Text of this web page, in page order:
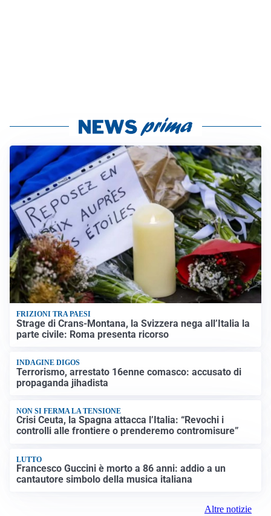
FRIZIONI TRA PAESI
Strage di Crans-Montana, la Svizzera nega all’Italia la
parte civile: Roma presenta ricorso
INDAGINE DIGOS
Terrorismo, arrestato 16enne comasco: accusato di
propaganda jihadista
NON SI FERMA LA TENSIONE
Crisi Ceuta, la Spagna attacca l’Italia: “Revochi i
controlli alle frontiere o prenderemo contromisure”
LUTTO
Francesco Guccini è morto a 86 anni: addio a un
cantautore simbolo della musica italiana
Altre notizie